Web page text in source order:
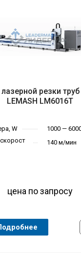
резки
LEMASH LM6016T
W
1000 —
140 м/мин
цена по запросу